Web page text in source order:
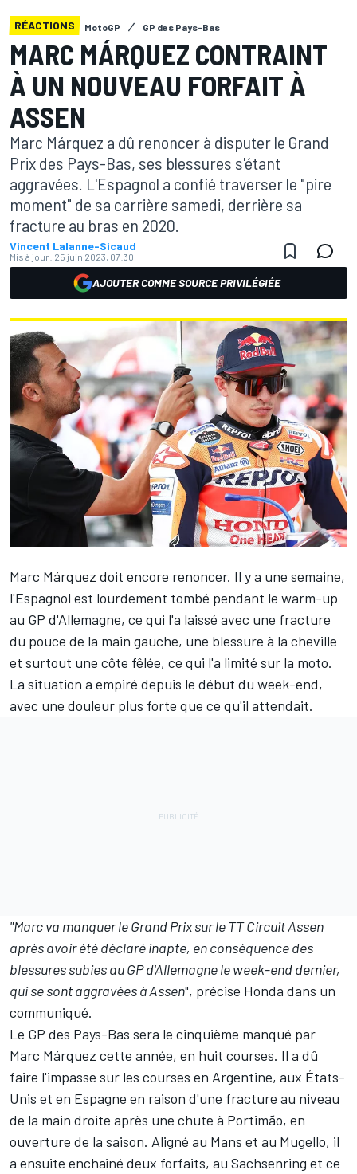
RÉACTIONS MotoGP GP des Pays-Bas
MARC MÁRQUEZ CONTRAINT
À UN NOUVEAU FORFAIT À
ASSEN
Marc Márquez a dû renoncer à disputer le Grand
Prix des Pays-Bas, ses blessures s'étant
aggravées. L'Espagnol a confié traverser le "pire
moment" de sa carrière samedi, derrière sa
fracture au bras en 2020.
Vincent Lalanne-Sicaud
Mis à jour: 25 juin 2023, 07:30
AJOUTER COMME SOURCE PRIVILÉGIÉE
Marc Márquez doit encore renoncer. Il y a une semaine,
l'Espagnol est lourdement tombé pendant le warm-up
au GP d'Allemagne, ce qui l'a laissé avec une fracture
du pouce de la main gauche, une blessure à la cheville
et surtout une côte fêlée, ce qui l'a limité sur la moto.
La situation a empiré depuis le début du week-end,
avec une douleur plus forte que ce qu'il attendait.
"Marc va manquer le Grand Prix sur le TT Circuit Assen
après avoir été déclaré inapte, en conséquence des
blessures subies au GP d'Allemagne le week-end dernier,
qui se sont aggravées à Assen", précise Honda dans un
communiqué.
Le GP des Pays-Bas sera le cinquième manqué par
Marc Márquez cette année, en huit courses. Il a dû
faire l'impasse sur les courses en Argentine, aux États-
Unis et en Espagne en raison d'une fracture au niveau
de la main droite après une chute à Portimão, en
ouverture de la saison. Aligné au Mans et au Mugello, il
a ensuite enchaîné deux forfaits, au Sachsenring et ce